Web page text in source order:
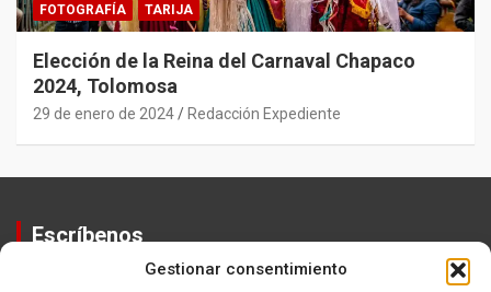
Gestionar consentimiento
FOTOGRAFÍA TARIJA
Elección de la Reina del Carnaval Chapaco
2024, Tolomosa
29 de enero de 2024 Redacción Expediente
Escríbenos